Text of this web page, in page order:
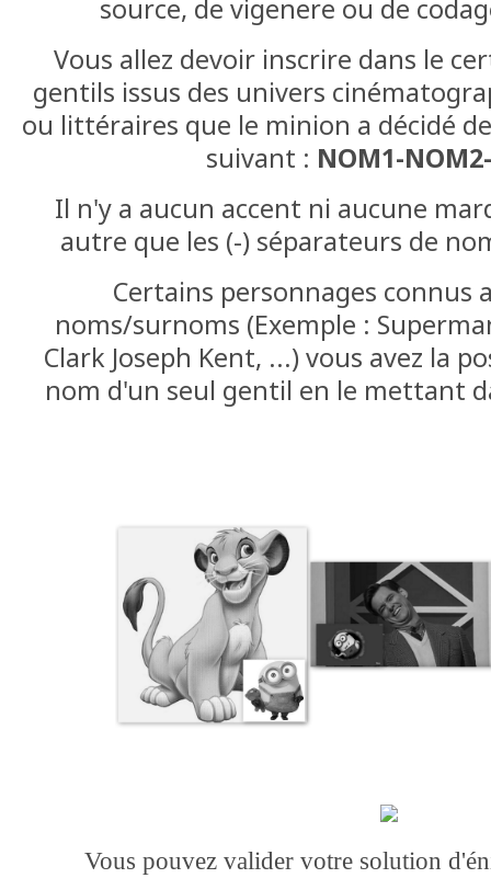
source, de vigenere ou de
Vous allez devoir inscrire dans le
gentils issus des univers
ou littéraires que le minion a décidé
suivant : NOM1-
Il n'y a aucun accent ni aucune
autre que les (-) séparateurs de
Certains personnages connus
noms/surnoms (Exemple :
Clark Joseph Kent, ...) vous avez la
nom d'un seul gentil en le mettant
Vous pouvez valider votre solution